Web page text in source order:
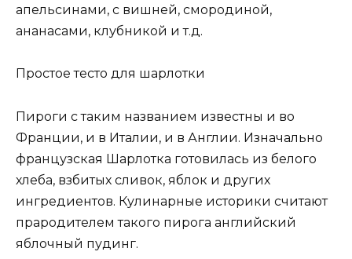
апельсинами, с вишней, смородиной,
ананасами, клубникой и т.д.
Простое тесто для шарлотки
Пироги с таким названием известны и во
Франции, и в Италии, и в Англии. Изначально
французская Шарлотка готовилась из белого
хлеба, взбитых сливок, яблок и других
ингредиентов. Кулинарные историки считают
прародителем такого пирога английский
яблочный пудинг.